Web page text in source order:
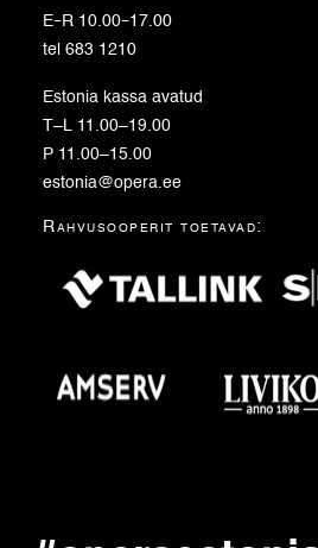
E–R 10.00–17.00
tel 683 1210
Estonia kassa avatud
T–L 11.00–19.00
P 11.00–15.00
estonia@opera.ee
Rahvusooperit toetavad: